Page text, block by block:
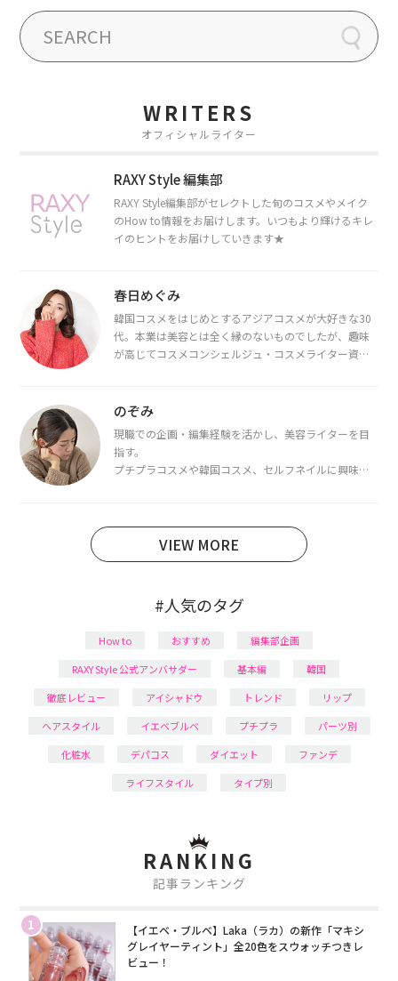
WRITERS
オフィシャルライター
RAXY Style 編集部
RAXY Style編集部がセレクトした旬のコスメやメイク
のHow to情報をお届けします。いつもより輝けるキレ
イのヒントをお届けしていきます★
春日めぐみ
韓国コスメをはじめとするアジアコスメが大好きな30
代。本業は美容とは全く縁のないものでしたが、趣味
が高じてコスメコンシェルジュ・コスメライター資格
断・骨格診断によるイメージコンサルティングも行っ
のぞみ
現職での企画・編集経験を活かし、美容ライターを目
指す。
プチプラコスメや韓国コスメ、セルフネイルに興味が
VIEW MORE
#人気のタグ
How to おすすめ
編集部企画
RAXY Style 公式アンバサダー
基本編
韓国
徹底レビュー
アイシャドウ トレンド
リップ
ヘアスタイル
イエベブルベ プチプラ
パーツ別
化粧水
デパコス ダイエット
ファンデ
ライフスタイル
タイプ別
RANKING
記事ランキング
1
【イエベ・ブルベ】Laka（ラカ）の新作「マキシ
グレイヤーティント」全20色をスウォッチつきレ
ビュー！